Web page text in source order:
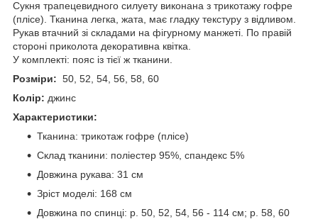
Сукня трапецевидного силуету виконана з трикотажу гофре
(плісе). Тканина легка, жата, має гладку текстуру з відливом.
Рукав втачний зі складами на фігурному манжеті. По правій
стороні приколота декоративна квітка.
У комплекті: пояс із тієї ж тканини.
Розміри: 50, 52, 54, 56, 58, 60
Колір: джинс
Характеристики:
Тканина: трикотаж гофре (плісе)
Склад тканини: поліестер 95%, спандекс 5%
Довжина рукава: 31 см
Зріст моделі: 168 см
Довжина по спинці: р. 50, 52, 54, 56 - 114 см; р. 58, 60